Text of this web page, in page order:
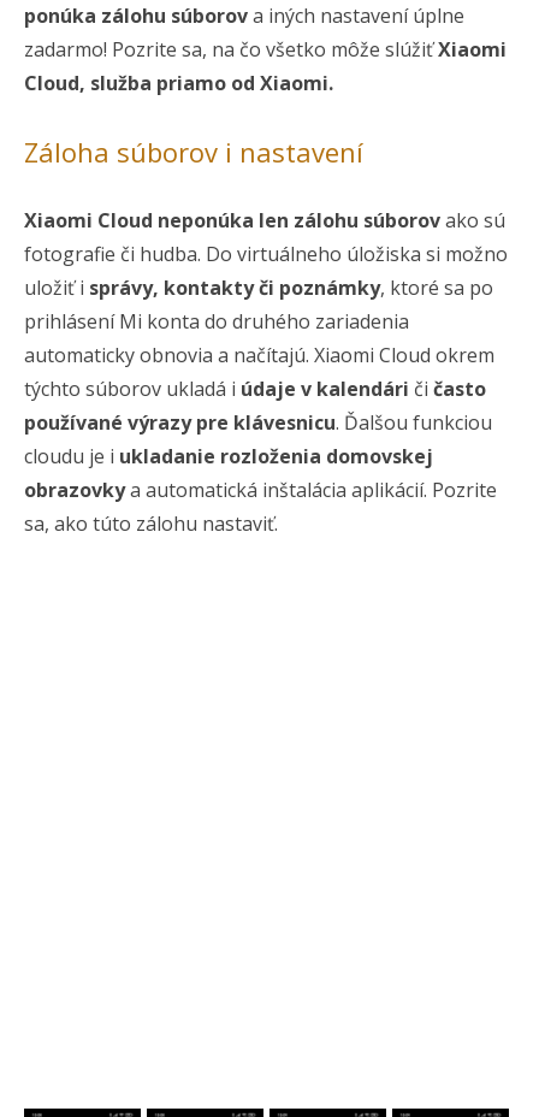
ponúka zálohu súborova iných nastavení úplne
zadarmo! Pozrite sa, na čo všetko môže slúžiťXiaomi
Cloud, služba priamo od Xiaomi.
Záloha súborov i nastavení
Xiaomi Cloud neponúka len zálohu súborovako sú
fotografie či hudba. Do virtuálneho úložiska si možno
uložiť i správy, kontakty či poznámky, ktoré sa po
prihlásení Mi konta do druhého zariadenia
automaticky obnovia a načítajú. Xiaomi Cloud okrem
týchto súborov ukladá i údaje v kalendári či často
používané výrazy pre klávesnicu. Ďalšou funkciou
cloudu je i ukladanie rozloženia domovskej
obrazovkya automatická inštalácia aplikácií. Pozrite
sa, ako túto zálohu nastaviť.